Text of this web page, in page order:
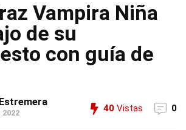
Vampira Niña
de su
con guía de
40 Vistas 0